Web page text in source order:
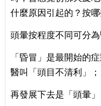
什麼原因引起的？按
頭暈按程度不同可分為
「昏冒」是最開始的
醫叫「頭目不清利」；
再發展下去是「頭暈